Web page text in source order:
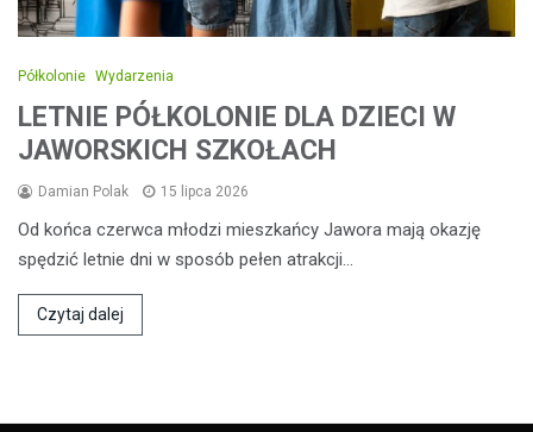
Półkolonie Wydarzenia
LETNIE PÓŁKOLONIE DLA DZIECI W
JAWORSKICH SZKOŁACH
Damian Polak 15 lipca 2026
Od końca czerwca młodzi mieszkańcy Jawora mają okazję
spędzić letnie dni w sposób pełen atrakcji…
Czytaj dalej